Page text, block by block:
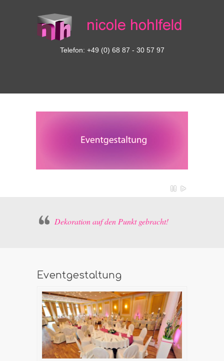
Telefon: +49 (0) 68 87 - 30 57 97
Dekoration auf den Punkt gebracht!
Eventgestaltung